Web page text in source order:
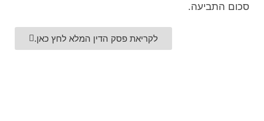
סכום התביעה.
לקריאת פסק הדין המלא לחץ כאן.